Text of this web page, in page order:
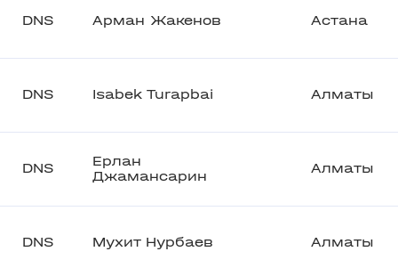
DNS Арман Жакенов Астана
DNS Isabek Turapbai Алматы
DNS
Ерлан
Джамансарин
Алматы
DNS Мухит Нурбаев Алматы